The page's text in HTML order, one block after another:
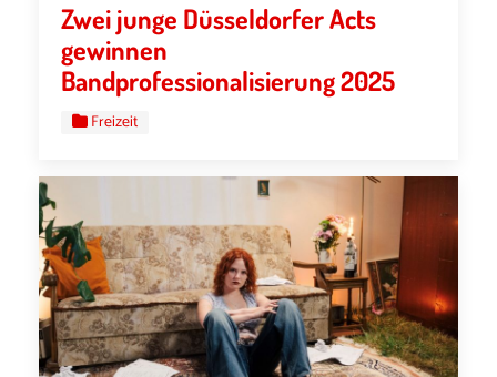
Zwei junge Düsseldorfer Acts
gewinnen
Bandprofessionalisierung 2025
Freizeit